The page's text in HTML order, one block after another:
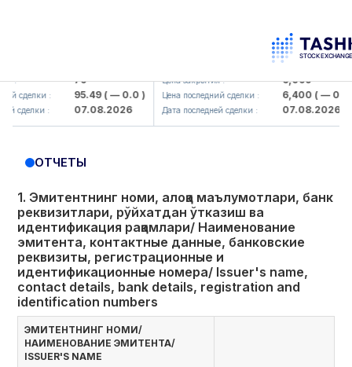
79
: 95.49( — 0.0 )
: 07.08.2026
UZMK (<O'zmetkombinat> AJ)
Цена закрытия : 6,099
Цена последний сделки : 6,400( — 0.0 )
Дата последней сделки : 07.08.2026
ОТЧЕТЫ
1. Эмитентнинг номи, алоқа маълумотлари, банк
реквизитлари, рўйхатдан ўтказиш ва
идентификация рақамлари/ Наименование
эмитента, контактные данные, банковские
реквизиты, регистрационные и
идентификационные номера/ Issuer's name,
contact details, bank details, registration and
identification numbers
ЭМИТЕНТНИНГ НОМИ/
НАИМЕНОВАНИЕ ЭМИТЕНТА/
ISSUER'S NAME